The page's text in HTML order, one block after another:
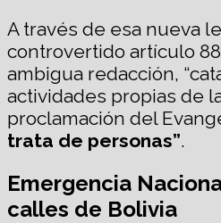
A través de esa nueva
controvertido artículo
ambigua redacción,
actividades propias de
proclamación del
trata de personas”.
Emergencia
calles de Bolivia